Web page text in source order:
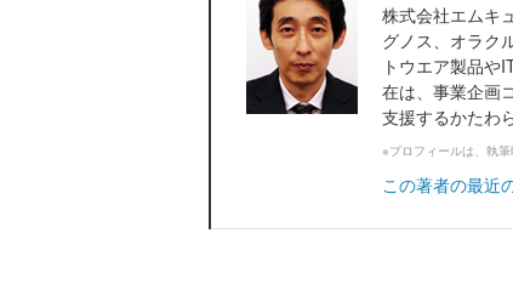
株式会社エムキ
グノス、オラク
トウエア製品や
在は、事業企画
支援するかたわ
※プロフィールは、執
この著者の最近